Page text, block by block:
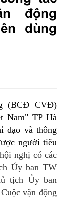
động
dùng
(BCĐ CVĐ)
Nam" TP Hà
đạo và thông
người tiêu
nghị có các
Ủy ban TW
tịch Ủy ban
vận động